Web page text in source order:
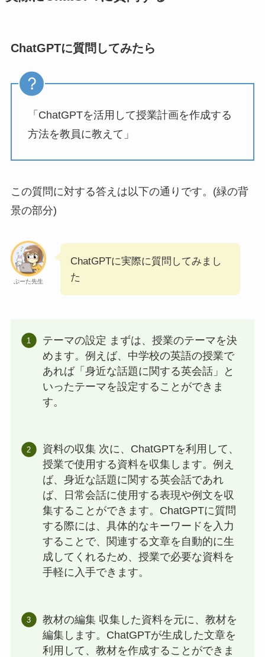
ChatGPTに質問してみたら
「ChatGPTを活用して授業計画を作成する
方法を教員に教えて」
この質問に対する答えは以下の通りです。(緑の背
景の部分)
ぷーた先生
ChatGPTに実際に質問してみまし
た
テーマの設定 まずは、授業のテーマを決
めます。例えば、中学校の英語の授業で
あれば「身近な話題に関する英会話」と
いったテーマを設定することができま
す。
資料の収集 次に、ChatGPTを利用して、
授業で使用する資料を収集します。例え
ば、身近な話題に関する英会話であれ
ば、日常会話に使用する表現や例文を収
集することができます。ChatGPTに質問
する際には、具体的なキーワードを入力
することで、関連する文章を自動的に生
成してくれるため、授業で必要な資料を
手軽に入手できます。
教材の編集 収集した資料を元に、教材を
編集します。ChatGPTが生成した文章を
利用して、教材を作成することができま